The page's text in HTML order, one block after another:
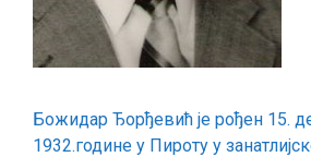
Божидар Ђорђевић је рођен 15.
1932.године у Пиротy у